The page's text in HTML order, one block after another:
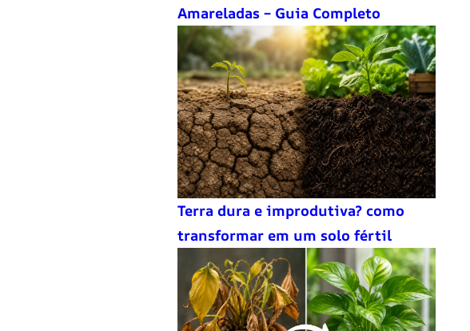
Amareladas – Guia Completo
Terra dura e improdutiva? como
transformar em um solo fértil